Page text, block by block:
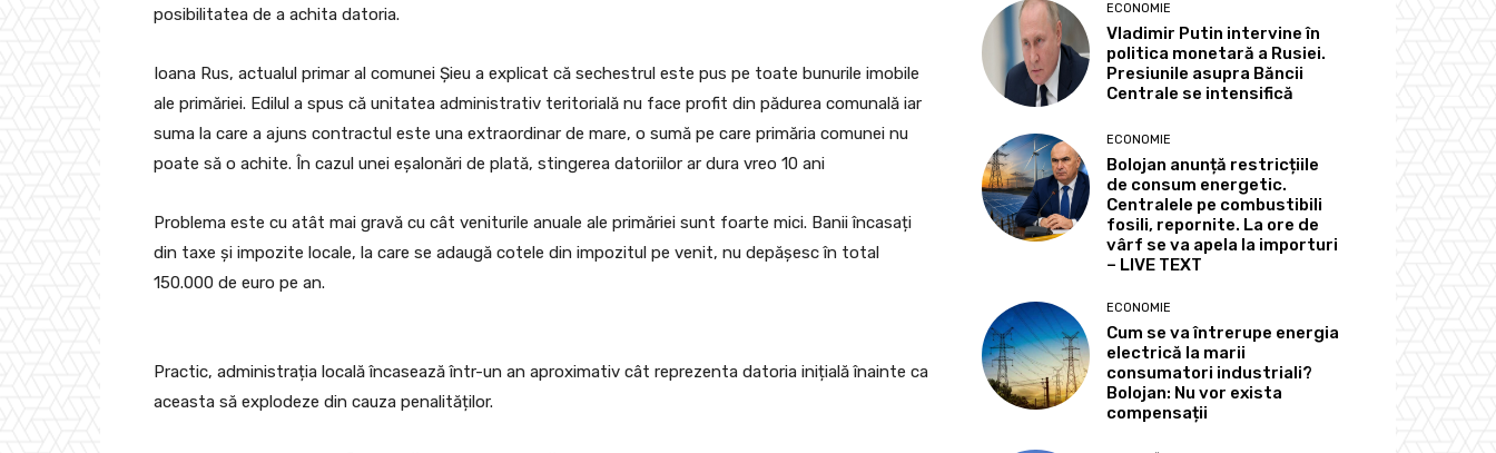
posibilitatea de a achita datoria.
Ioana Rus, actualul primar al comunei Șieu a explicat că sechestrul este pus pe toate bunurile imobile
ale primăriei. Edilul a spus că unitatea administrativ teritorială nu face profit din pădurea comunală iar
suma la care a ajuns contractul este una extraordinar de mare, o sumă pe care primăria comunei nu
poate să o achite. În cazul unei eșalonări de plată, stingerea datoriilor ar dura vreo 10 ani
Problema este cu atât mai gravă cu cât veniturile anuale ale primăriei sunt foarte mici. Banii încasați
din taxe și impozite locale, la care se adaugă cotele din impozitul pe venit, nu depășesc în total
150.000 de euro pe an.
Practic, administrația locală încasează într-un an aproximativ cât reprezenta datoria inițială înainte ca
aceasta să explodeze din cauza penalităților.
ECONOMIE
Vladimir Putin intervine în
politica monetară a Rusiei.
Presiunile asupra Băncii
Centrale se intensifică
ECONOMIE
Bolojan anunță restricțiile
de consum energetic.
Centralele pe combustibili
fosili, repornite. La ore de
vârf se va apela la importuri
– LIVE TEXT
ECONOMIE
Cum se va întrerupe energia
electrică la marii
consumatori industriali?
Bolojan: Nu vor exista
compensații